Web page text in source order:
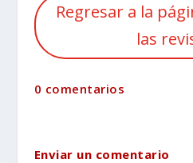
Regresar a la
las
0 comentarios
Enviar un comentario